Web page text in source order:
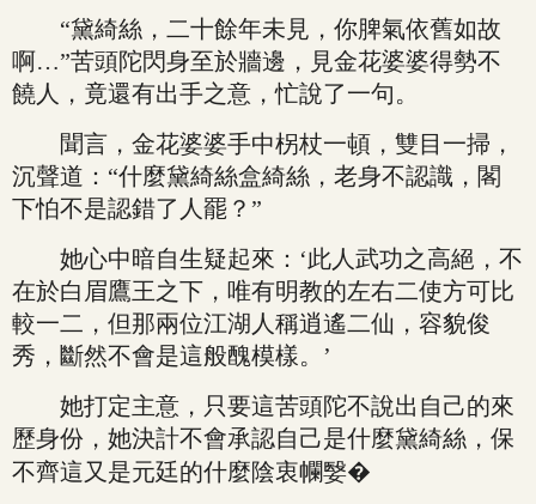
“黛綺絲，二十餘年未見，你脾氣依舊如故
啊…”苦頭陀閃身至於牆邊，見金花婆婆得勢不
饒人，竟還有出手之意，忙說了一句。
聞言，金花婆婆手中柺杖一頓，雙目一掃，
沉聲道：“什麼黛綺絲盒綺絲，老身不認識，閣
下怕不是認錯了人罷？”
她心中暗自生疑起來：‘此人武功之高絕，不
在於白眉鷹王之下，唯有明教的左右二使方可比
較一二，但那兩位江湖人稱逍遙二仙，容貌俊
秀，斷然不會是這般醜模樣。’
她打定主意，只要這苦頭陀不說出自己的來
歷身份，她決計不會承認自己是什麼黛綺絲，保
不齊這又是元廷的什麼陰衷幱嫛�